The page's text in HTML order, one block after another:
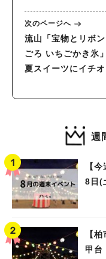
次のページへ
流山「宝物とリボ
ごろ いちごかき氷
夏スイーツにイチ
週
【
8日(
【
甲台